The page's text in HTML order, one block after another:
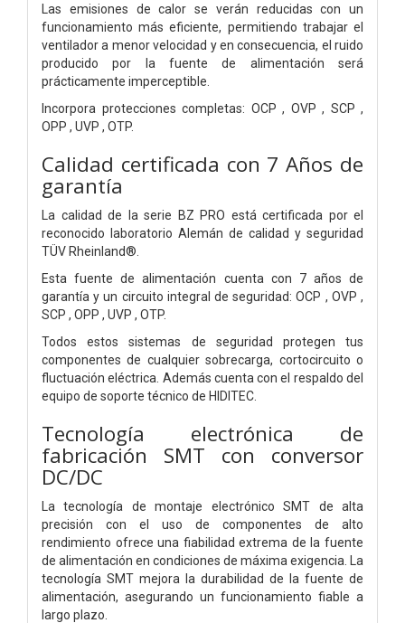
Las emisiones de calor se verán reducidas con un
funcionamiento más eficiente, permitiendo trabajar el
ventilador a menor velocidad y en consecuencia, el ruido
producido por la fuente de alimentación será
prácticamente imperceptible.
Incorpora protecciones completas: OCP , OVP , SCP ,
OPP , UVP , OTP.
Calidad certificada con 7 Años de
garantía
La calidad de la serie BZ PRO está certificada por el
reconocido laboratorio Alemán de calidad y seguridad
TÜV Rheinland®.
Esta fuente de alimentación cuenta con 7 años de
garantía y un circuito integral de seguridad: OCP , OVP ,
SCP , OPP , UVP , OTP.
Todos estos sistemas de seguridad protegen tus
componentes de cualquier sobrecarga, cortocircuito o
fluctuación eléctrica. Además cuenta con el respaldo del
equipo de soporte técnico de HIDITEC.
Tecnología electrónica de
fabricación SMT con conversor
DC/DC
La tecnología de montaje electrónico SMT de alta
precisión con el uso de componentes de alto
rendimiento ofrece una fiabilidad extrema de la fuente
de alimentación en condiciones de máxima exigencia. La
tecnología SMT mejora la durabilidad de la fuente de
alimentación, asegurando un funcionamiento fiable a
largo plazo.